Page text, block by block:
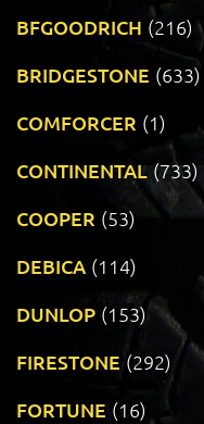
BFGOODRICH (216)
BRIDGESTONE (633)
COMFORCER (1)
CONTINENTAL (733)
COOPER (53)
DEBICA (114)
DUNLOP (153)
FIRESTONE (292)
FORTUNE (16)